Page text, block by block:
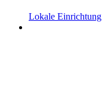
Lokale Einrichtung